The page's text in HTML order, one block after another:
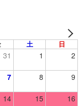
土 日
31 1 2
7 8 9
14 15 16